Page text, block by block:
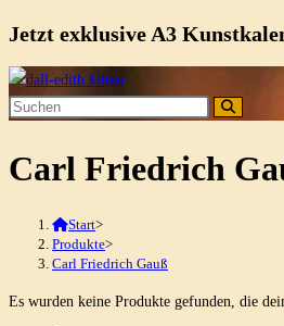
Zum
springen
Jetzt exklusive A3
Carl Friedrich
Start>
Produkte>
Carl Friedrich Gauß
Es wurden keine Produkte gefunden, die